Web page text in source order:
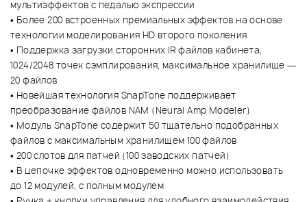
мультиэффектов с педалью экспрессии
• Более 200 встроенных премиальных эффектов на основе
технологии моделирования HD второго поколения
• Поддержка загрузки сторонних IR файлов кабинета,
1024/2048 точек сэмплирования, максимальное хранилище —
20 файлов
• Новейшая технология SnapTone поддерживает
преобразование файлов NAM (Neural Amp Modeler)
• Модуль SnapTone содержит 50 тщательно подобранных
файлов с максимальным хранилищем 100 файлов
• 200 слотов для патчей (100 заводских патчей)
• В цепочке эффектов одновременно можно использовать
до 12 модулей, с полным модулем